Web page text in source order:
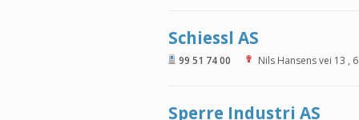
Schiessl AS
99 51 74 00 Nils Hansens vei 13 ,
Sperre Industri AS